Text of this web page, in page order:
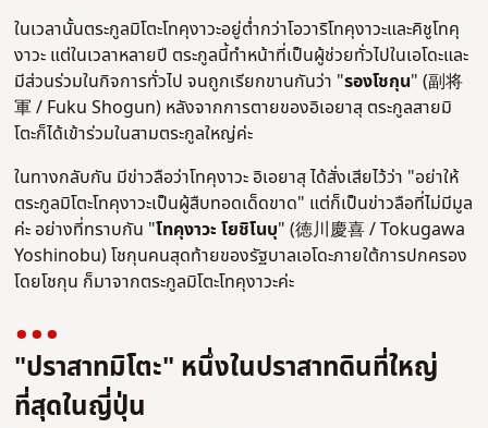
ในเวลานั้นตระกูลมิโตะโทคุงาวะอยู่ต่ำกว่าโอวาริโทคุงาวะและคิชูโทคุ
งาวะ แต่ในเวลาหลายปี ตระกูลนี้ทำหน้าที่เป็นผู้ช่วยทั่วไปในเอโดะและ
มีส่วนร่วมในกิจการทั่วไป จนถูกเรียกขานกันว่า "รองโชกุน" (副将
軍 / Fuku Shogun) หลังจากการตายของอิเอยาสุ ตระกูลสายมิ
โตะก็ได้เข้าร่วมในสามตระกูลใหญ่ค่ะ
ในทางกลับกัน มีข่าวลือว่าโทคุงาวะ อิเอยาสุ ได้สั่งเสียไว้ว่า "อย่าให้
ตระกูลมิโตะโทคุงาวะเป็นผู้สืบทอดเด็ดขาด" แต่ก็เป็นข่าวลือที่ไม่มีมูล
ค่ะ อย่างที่ทราบกัน "โทคุงาวะ โยชิโนบุ" (徳川慶喜 / Tokugawa
Yoshinobu) โชกุนคนสุดท้ายของรัฐบาลเอโดะภายใต้การปกครอง
โดยโชกุน ก็มาจากตระกูลมิโตะโทคุงาวะค่ะ
"ปราสาทมิโตะ" หนึ่งในปราสาทดินที่ใหญ่
ที่สุดในญี่ปุ่น